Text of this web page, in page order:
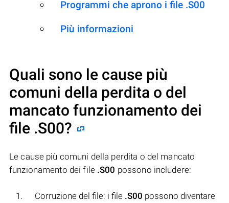
Programmi che aprono i file .S00
Più informazioni
Quali sono le cause più
comuni della perdita o del
mancato funzionamento dei
file .S00?
Le cause più comuni della perdita o del mancato
funzionamento dei file .S00 possono includere:
Corruzione del file: i file .S00 possono diventare